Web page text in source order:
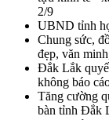
2/9
UBND tỉnh
Chung sức,
đẹp, văn
Đắk Lắk
không báo
Tăng cường
bàn tỉnh Đắk